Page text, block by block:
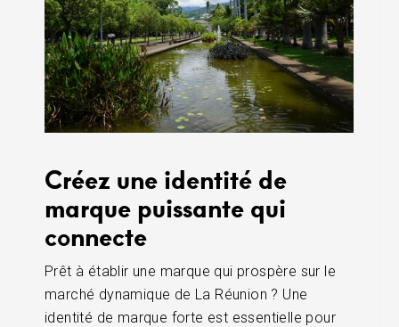
Créez une identité de
marque puissante qui
connecte
Prêt à établir une marque qui prospère sur le
marché dynamique de La Réunion ? Une
identité de marque forte est essentielle pour